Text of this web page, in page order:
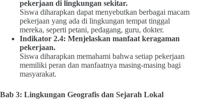
pekerjaan di lingkungan sekitar.
Siswa diharapkan dapat menyebutkan berbagai macam
pekerjaan yang ada di lingkungan tempat tinggal
mereka, seperti petani, pedagang, guru, dokter.
Indikator 2.4: Menjelaskan manfaat keragaman
pekerjaan.
Siswa diharapkan memahami bahwa setiap pekerjaan
memiliki peran dan manfaatnya masing-masing bagi
masyarakat.
Bab 3: Lingkungan Geografis dan Sejarah Lokal